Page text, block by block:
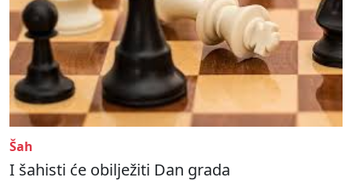
Šah
I šahisti će obilježiti Dan grada